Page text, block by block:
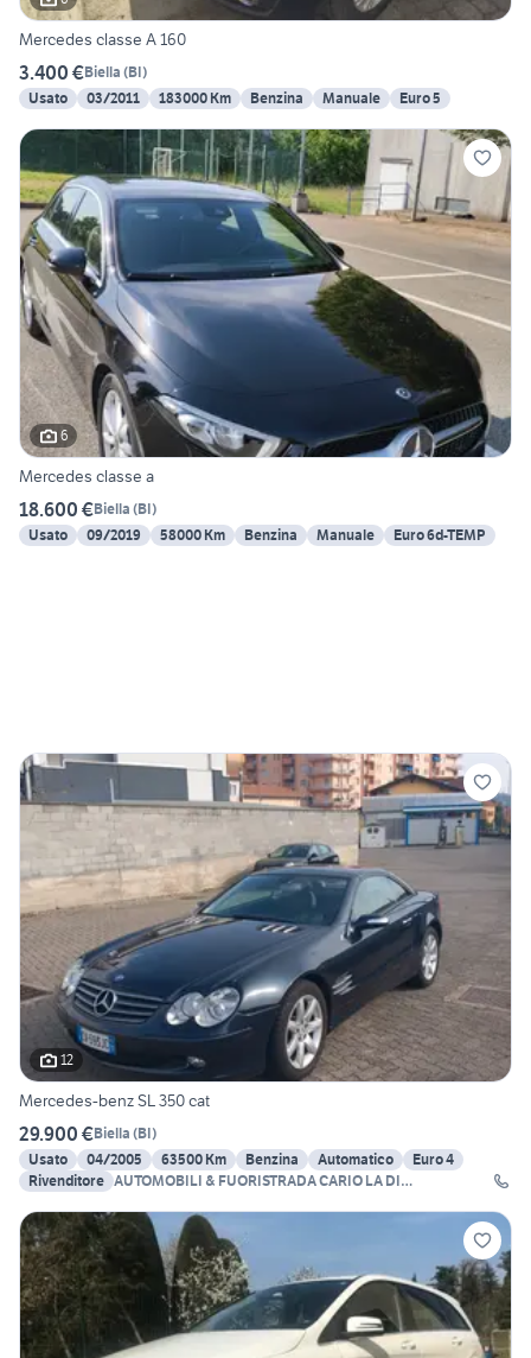
Mercedes classe A 160
3.400 €Biella (BI)
Usato
03/2011 183000 Km Benzina Manuale Euro 5
6
Mercedes classe a
18.600 €Biella (BI)
Usato
09/2019 58000 Km Benzina Manuale Euro 6d-TEMP
12
Mercedes-benz SL 350 cat
29.900 €Biella (BI)
Usato
04/2005 63500 Km Benzina Automatico
Euro 4
Rivenditore AUTOMOBILI & FUORISTRADA CARIO LA DI